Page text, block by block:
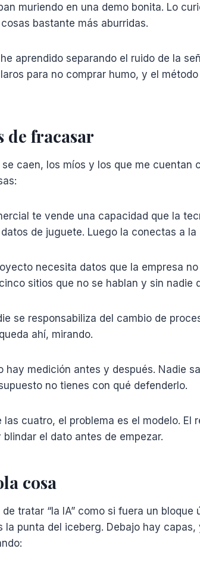
muriendo en una demo bonita. Lo
bastante más aburridas.
aprendido separando el ruido de la
para no comprar humo, y el
de fracasar
caen, los míos y los que me cuentan
te vende una capacidad que la
de juguete. Luego la conectas a la
necesita datos que la empresa
sitios que no se hablan y sin nadie
se responsabiliza del cambio de
ahí, mirando.
hay medición antes y después. Nadie
no tienes con qué defenderlo.
cuatro, el problema es el modelo. El
el dato antes de empezar.
cosa
tratar “la IA” como si fuera un bloque
la punta del iceberg. Debajo hay